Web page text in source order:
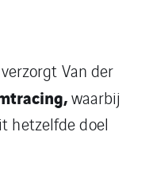
verzorgt Van der
waarbij
hetzelfde doel